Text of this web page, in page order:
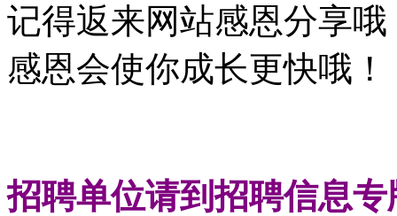
记得返来网站感恩分享哦
感恩会使你成长更快哦！
招聘单位请到招聘信息